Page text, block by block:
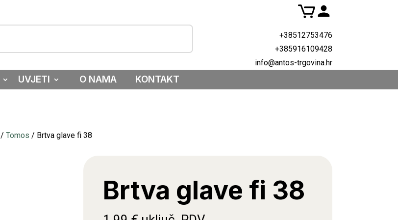
+38512753476
+385916109428
info@antos-trgovina.hr
UVJETI O NAMA KONTAKT
/Tomos / Brtva glave fi 38
Brtva glave fi 38